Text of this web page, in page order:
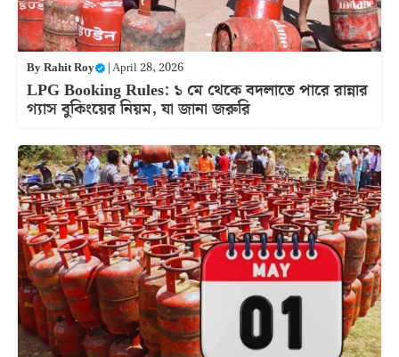
ByRahit Roy |April 28, 2026
LPG Booking Rules: ১ মে থেকে বদলাতে পারে রান্নার
গ্যাস বুকিংয়ের নিয়ম, যা জানা জরুরি